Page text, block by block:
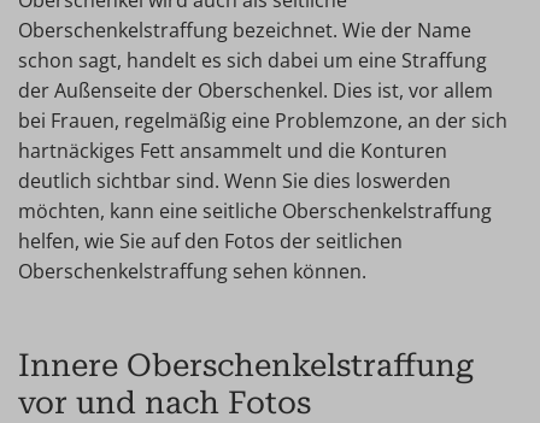
Oberschenkelstraffung bezeichnet. Wie der Name
schon sagt, handelt es sich dabei um eine Straffung
der Außenseite der Oberschenkel. Dies ist, vor allem
bei Frauen, regelmäßig eine Problemzone, an der sich
hartnäckiges Fett ansammelt und die Konturen
deutlich sichtbar sind. Wenn Sie dies loswerden
möchten, kann eine seitliche Oberschenkelstraffung
helfen, wie Sie auf den Fotos der seitlichen
Oberschenkelstraffung sehen können.
Innere Oberschenkelstraffung
vor und nach Fotos